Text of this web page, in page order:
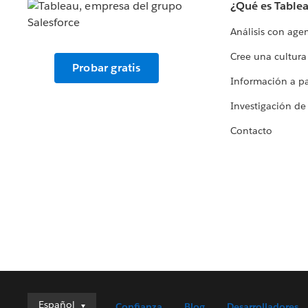
Probar gratis
¿Qué es
Análisis con
Cree una
Información a
Investigación de
Contacto
Español
Español